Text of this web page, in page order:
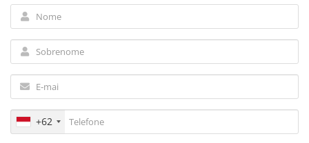
+62